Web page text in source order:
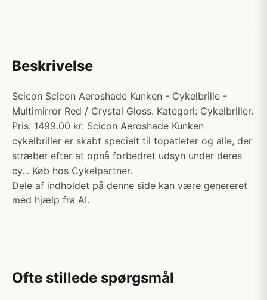
Beskrivelse
Scicon Scicon Aeroshade Kunken - Cykelbrille -
Multimirror Red / Crystal Gloss. Kategori: Cykelbriller.
Pris: 1499.00 kr. Scicon Aeroshade Kunken
cykelbriller er skabt specielt til topatleter og alle, der
stræber efter at opnå forbedret udsyn under deres
cy... Køb hos Cykelpartner.
Dele af indholdet på denne side kan være genereret
med hjælp fra AI.
Ofte stillede spørgsmål